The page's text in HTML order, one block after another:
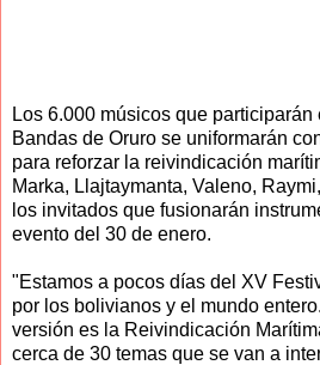
Los 6.000 músicos que
Bandas de Oruro se uniformarán
para reforzar la reivindicación
Marka, Llajtaymanta, Valeno,
los invitados que fusionarán
evento del 30 de enero.
"Estamos a pocos días del XV
por los bolivianos y el mundo
versión es la Reivindicación
cerca de 30 temas que se van a